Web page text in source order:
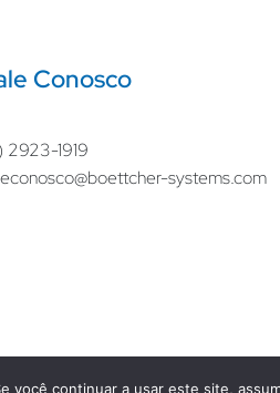
Conosco
2923-1919
systems.com
você continuar a usar este site,